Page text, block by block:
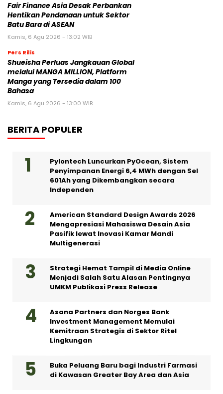
Fair Finance Asia Desak Perbankan
Hentikan Pendanaan untuk Sektor
Batu Bara di ASEAN
Kamis, 6 Agu 2026 - 13:02 WIB
Pers Rilis
Shueisha Perluas Jangkauan Global
melalui MANGA MILLION, Platform
Manga yang Tersedia dalam 100
Bahasa
Kamis, 6 Agu 2026 - 13:00 WIB
BERITA POPULER
Pylontech Luncurkan PyOcean, Sistem
Penyimpanan Energi 6,4 MWh dengan Sel
601Ah yang Dikembangkan secara
Independen
American Standard Design Awards 2026
Mengapresiasi Mahasiswa Desain Asia
Pasifik lewat Inovasi Kamar Mandi
Multigenerasi
Strategi Hemat Tampil di Media Online
Menjadi Salah Satu Alasan Pentingnya
UMKM Publikasi Press Release
Asana Partners dan Norges Bank
Investment Management Memulai
Kemitraan Strategis di Sektor Ritel
Lingkungan
Buka Peluang Baru bagi Industri Farmasi
di Kawasan Greater Bay Area dan Asia